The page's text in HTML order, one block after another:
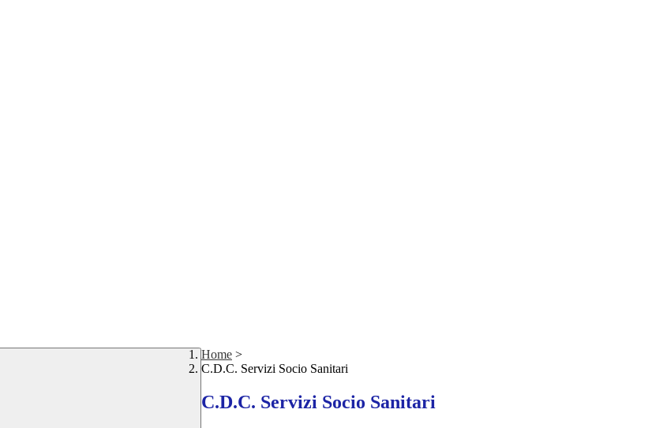
Home >
C.D.C. Servizi Socio Sanitari
C.D.C. Servizi Socio Sanitari